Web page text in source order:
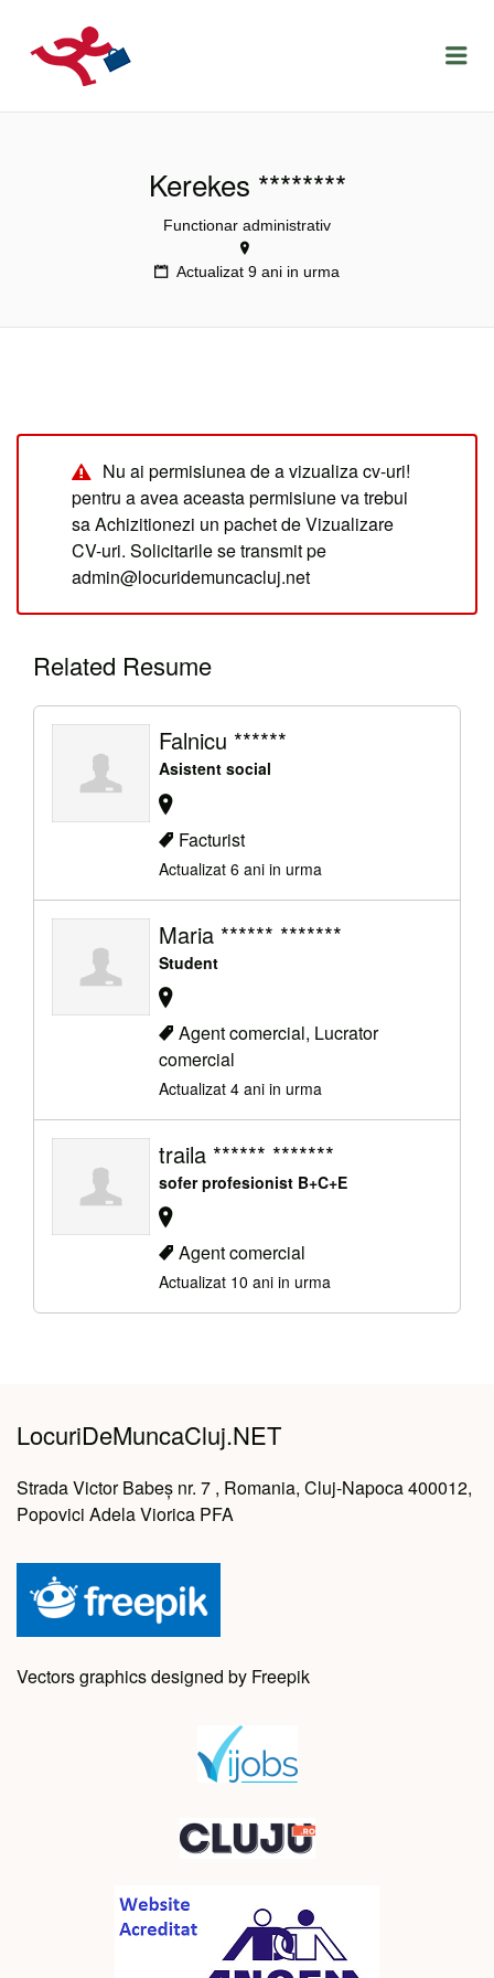
LOCURIDEMUNCACLUJ.NET
Kerekes ********
Functionar administrativ
Actualizat 9 ani in urma
Nu ai permisiunea de a vizualiza cv-uri!
pentru a avea aceasta permisiune va trebui
sa Achizitionezi un pachet de Vizualizare
CV-uri. Solicitarile se transmit pe
admin@locuridemuncacluj.net
Related Resume
Falnicu ******
Asistent social
Facturist
Actualizat 6 ani in urma
Maria ****** *******
Student
Agent comercial, Lucrator
comercial
Actualizat 4 ani in urma
traila ****** *******
sofer profesionist B+C+E
Agent comercial
Actualizat 10 ani in urma
LocuriDeMuncaCluj.NET
Strada Victor Babeș nr. 7 , Romania, Cluj-Napoca 400012,
Popovici Adela Viorica PFA
Vectors graphics designed by Freepik